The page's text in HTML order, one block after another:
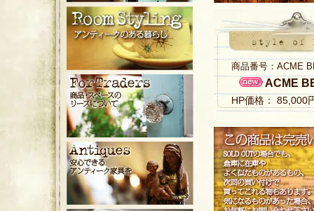
商品番号：ACME
ACME
HP価格： 85,000